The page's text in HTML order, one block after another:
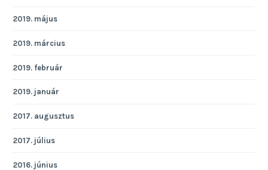
2019. május
2019. március
2019. február
2019. január
2017. augusztus
2017. július
2016. június